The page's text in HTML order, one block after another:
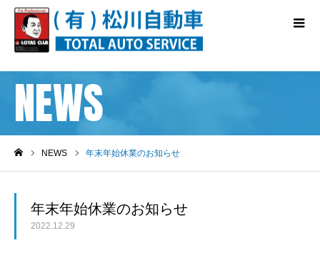
NEWS
NEWS 年末年始休業のお知らせ
年末年始休業のお知らせ
2022.12.29